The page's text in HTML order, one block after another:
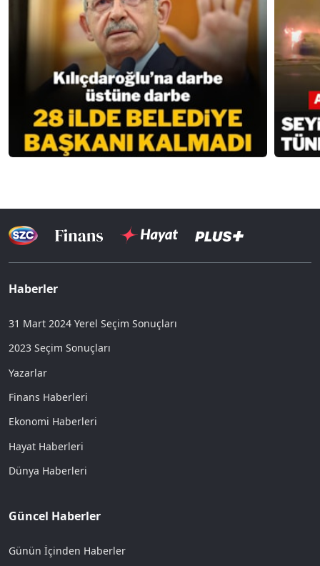
Haberler
31 Mart 2024 Yerel Seçim Sonuçları
2023 Seçim Sonuçları
Yazarlar
Finans Haberleri
Ekonomi Haberleri
Hayat Haberleri
Dünya Haberleri
Güncel Haberler
Günün İçinden Haberler